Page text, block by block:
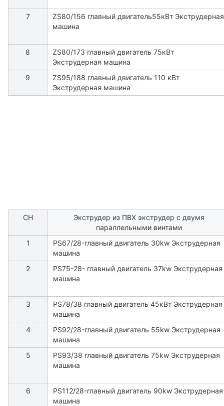
7
ZS80/156 главный двигатель55кВт Экструдерная
машина
8
ZS80/173 главный двигатель 75кВт
Экструдерная машина
9
ZS95/188 главный двигатель 110 кВт
Экструдерная машина
СН
Экструдер из ПВХ экструдер с двумя
параллельными винтами
1
PS67/28-главный двигатель 30kw Экструдерная
машина
2
PS75-28- главный двигатель 37kw Экструдерная
машина
3
PS78/38 главный двигатель 45кВт Экструдерная
машина
4
PS92/28-главный двигатель 55kw Экструдерная
машина
5
PS93/38 главный двигатель 75kw Экструдерная
машина
6
PS112/28-главный двигатель 90kw Экструдерная
машина